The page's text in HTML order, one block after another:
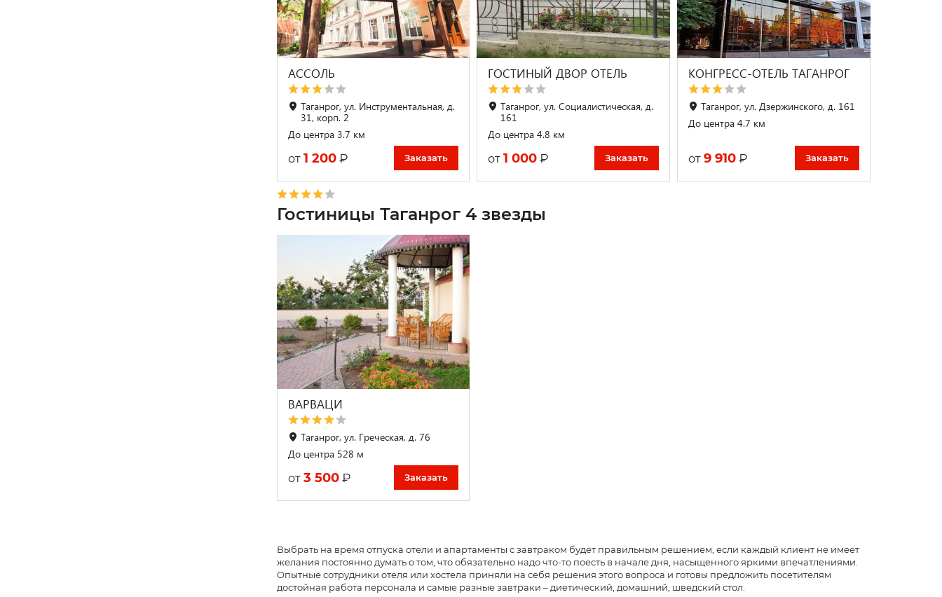
АССОЛЬ
Таганрог, ул. Инструментальная, д.
31, корп. 2
До центра 3.7 км
от 1 200 ₽ Заказать
ГОСТИНЫЙ ДВОР ОТЕЛЬ
Таганрог, ул. Социалистическая, д.
161
До центра 4.8 км
от1 000 ₽ Заказать
КОНГРЕСС-ОТЕЛЬ ТАГАНРОГ
Таганрог, ул. Дзержинского, д. 161
До центра 4.7 км
от9 910 ₽ Заказать
Гостиницы Таганрог 4 звезды
ВАРВАЦИ
Таганрог, ул. Греческая, д. 76
До центра 528 м
от 3 500 ₽ Заказать
Выбрать на время отпуска отели и апартаменты с завтраком будет правильным решением, если каждый клиент не имеет
желания постоянно думать о том, что обязательно надо что-то поесть в начале дня, насыщенного яркими впечатлениями.
Опытные сотрудники отеля или хостела приняли на себя решения этого вопроса и готовы предложить посетителям
достойная работа персонала и самые разные завтраки – диетический, домашний, шведский стол.